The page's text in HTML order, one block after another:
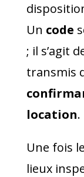
Un code
; il s’agit
transmis
location.
Une fois
lieux